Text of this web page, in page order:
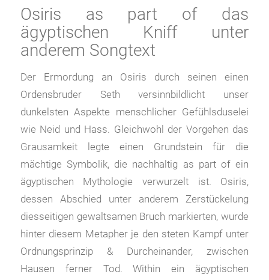
Osiris as part of das
ägyptischen Kniff unter
anderem Songtext
Der Ermordung an Osiris durch seinen einen
Ordensbruder Seth versinnbildlicht unser
dunkelsten Aspekte menschlicher Gefühlsduselei
wie Neid und Hass. Gleichwohl der Vorgehen das
Grausamkeit legte einen Grundstein für die
mächtige Symbolik, die nachhaltig as part of ein
ägyptischen Mythologie verwurzelt ist. Osiris,
dessen Abschied unter anderem Zerstückelung
diesseitigen gewaltsamen Bruch markierten, wurde
hinter diesem Metapher je den steten Kampf unter
Ordnungsprinzip & Durcheinander, zwischen
Hausen ferner Tod. Within ein ägyptischen